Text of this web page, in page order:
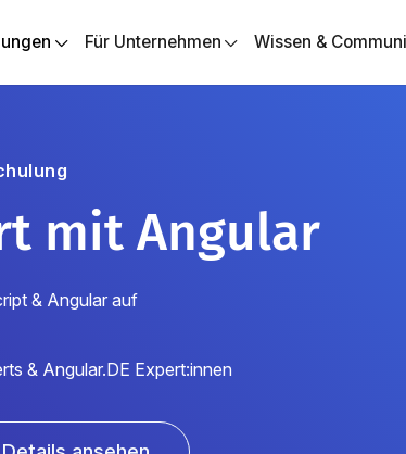
Für Unternehmen Wissen &
mit Angular
& Angular auf
& Angular.DE Expert:innen